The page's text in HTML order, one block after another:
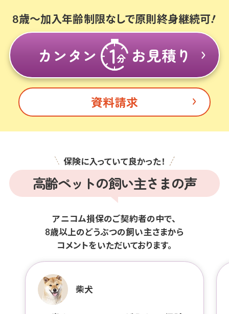
8歳～加入年齢制限なしで原則終身継続可
カンタン お見積り
資料請求
保険に入っていて良かった！
高齢ペットの飼い主さまの声
アニコム損保のご契約者の中で、
8歳以上のどうぶつの飼い主さまから
コメントをいただいております。
柴犬